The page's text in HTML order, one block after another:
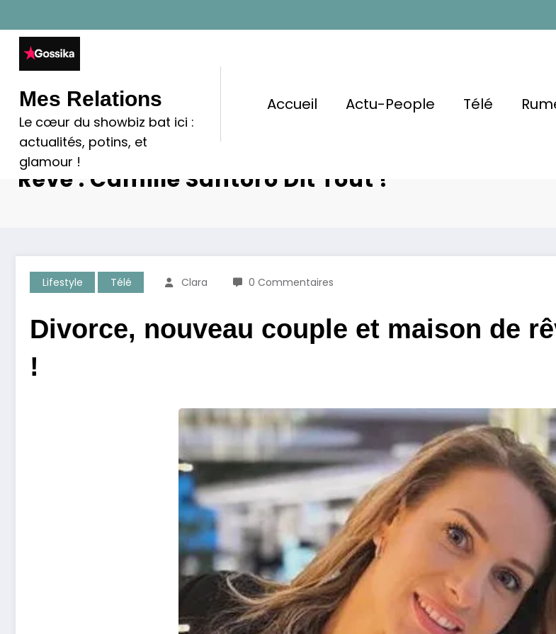
au
contenu
Mes Relations
Le cœur du showbiz bat ici :
actualités, potins, et
glamour !
Accueil Actu-People Télé
Divorce, Nouveau Couple Et Maison De
Rêve : Camille Santoro Dit Tout !
Lifestyle Télé Clara 0 Commentaires
Divorce, nouveau couple et maison de
!